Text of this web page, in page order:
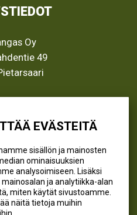
EVÄSTEITÄ
sisällön ja mainosten
ominaisuuksien
analysoimiseen. Lisäksi
ja analytiikka-alan
miten käytät sivustoamme.
näitä tietoja muihin
Oy
49
2900
MEITÄ